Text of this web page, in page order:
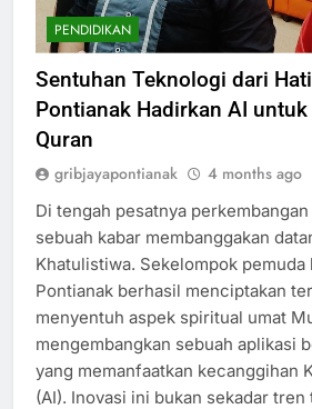
PENDIDIKAN
Sentuhan Teknologi dari
Pontianak Hadirkan AI
Quran
gribjayapontianak 4 months ago
Di tengah pesatnya
sebuah kabar membanggakan
Khatulistiwa. Sekelompok pemuda
Pontianak berhasil menciptakan
menyentuh aspek spiritual umat
mengembangkan sebuah aplikasi
yang memanfaatkan kecanggihan
(AI). Inovasi ini bukan sekadar